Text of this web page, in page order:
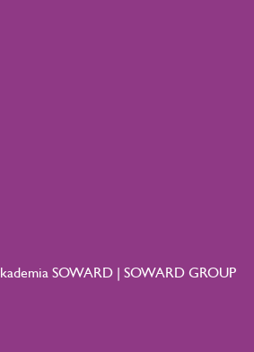
SOWARD | SOWARD GROUP